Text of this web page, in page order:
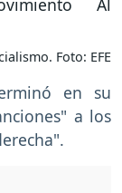
Foto: EFE
en su
a los